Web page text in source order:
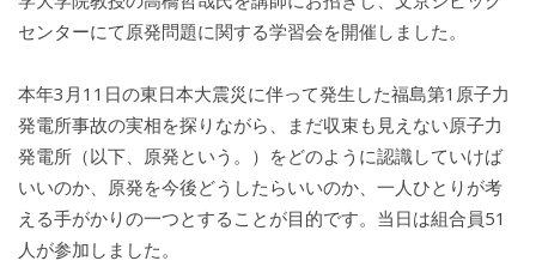
センターにて原発問題に関する学習会を開催しました。
本年3月11日の東日本大震災に伴って発生した福島第1原子力
発電所事故の実相を探りながら、まだ収束も見えない原子力
発電所（以下、原発という。）をどのように認識していけば
いいのか、原発を今後どうしたらいいのか、一人ひとりが考
える手がかりの一つとすることが目的です。当日は組合員51
人が参加しました。